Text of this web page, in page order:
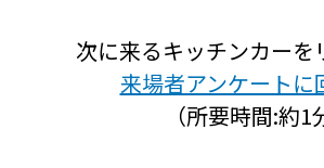
次に来るキッチンカーを
来場者アンケートに
（所要時間:約1